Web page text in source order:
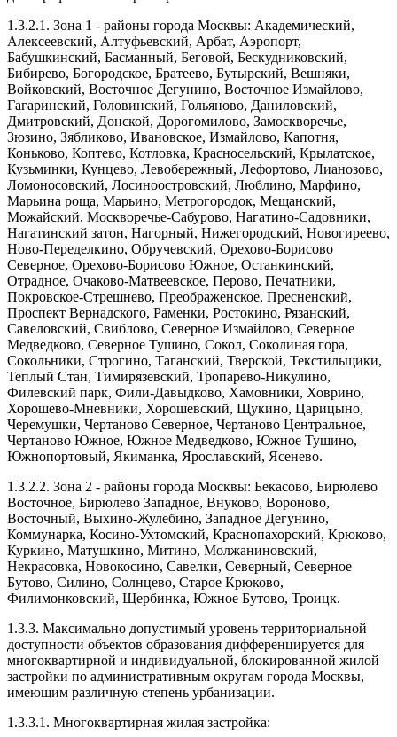
1.3.2.1. Зона 1 - районы города Москвы: Академический,
Алексеевский, Алтуфьевский, Арбат, Аэропорт,
Бабушкинский, Басманный, Беговой, Бескудниковский,
Бибирево, Богородское, Братеево, Бутырский, Вешняки,
Войковский, Восточное Дегунино, Восточное Измайлово,
Гагаринский, Головинский, Гольяново, Даниловский,
Дмитровский, Донской, Дорогомилово, Замоскворечье,
Зюзино, Зябликово, Ивановское, Измайлово, Капотня,
Коньково, Коптево, Котловка, Красносельский, Крылатское,
Кузьминки, Кунцево, Левобережный, Лефортово, Лианозово,
Ломоносовский, Лосиноостровский, Люблино, Марфино,
Марьина роща, Марьино, Метрогородок, Мещанский,
Можайский, Москворечье-Сабурово, Нагатино-Садовники,
Нагатинский затон, Нагорный, Нижегородский, Новогиреево,
Ново-Переделкино, Обручевский, Орехово-Борисово
Северное, Орехово-Борисово Южное, Останкинский,
Отрадное, Очаково-Матвеевское, Перово, Печатники,
Покровское-Стрешнево, Преображенское, Пресненский,
Проспект Вернадского, Раменки, Ростокино, Рязанский,
Савеловский, Свиблово, Северное Измайлово, Северное
Медведково, Северное Тушино, Сокол, Соколиная гора,
Сокольники, Строгино, Таганский, Тверской, Текстильщики,
Теплый Стан, Тимирязевский, Тропарево-Никулино,
Филевский парк, Фили-Давыдково, Хамовники, Ховрино,
Хорошево-Мневники, Хорошевский, Щукино, Царицыно,
Черемушки, Чертаново Северное, Чертаново Центральное,
Чертаново Южное, Южное Медведково, Южное Тушино,
Южнопортовый, Якиманка, Ярославский, Ясенево.
1.3.2.2. Зона 2 - районы города Москвы: Бекасово, Бирюлево
Восточное, Бирюлево Западное, Внуково, Вороново,
Восточный, Выхино-Жулебино, Западное Дегунино,
Коммунарка, Косино-Ухтомский, Краснопахорский, Крюково,
Куркино, Матушкино, Митино, Молжаниновский,
Некрасовка, Новокосино, Савелки, Северный, Северное
Бутово, Силино, Солнцево, Старое Крюково,
Филимонковский, Щербинка, Южное Бутово, Троицк.
1.3.3. Максимально допустимый уровень территориальной
доступности объектов образования дифференцируется для
многоквартирной и индивидуальной, блокированной жилой
застройки по административным округам города Москвы,
имеющим различную степень урбанизации.
1.3.3.1. Многоквартирная жилая застройка: